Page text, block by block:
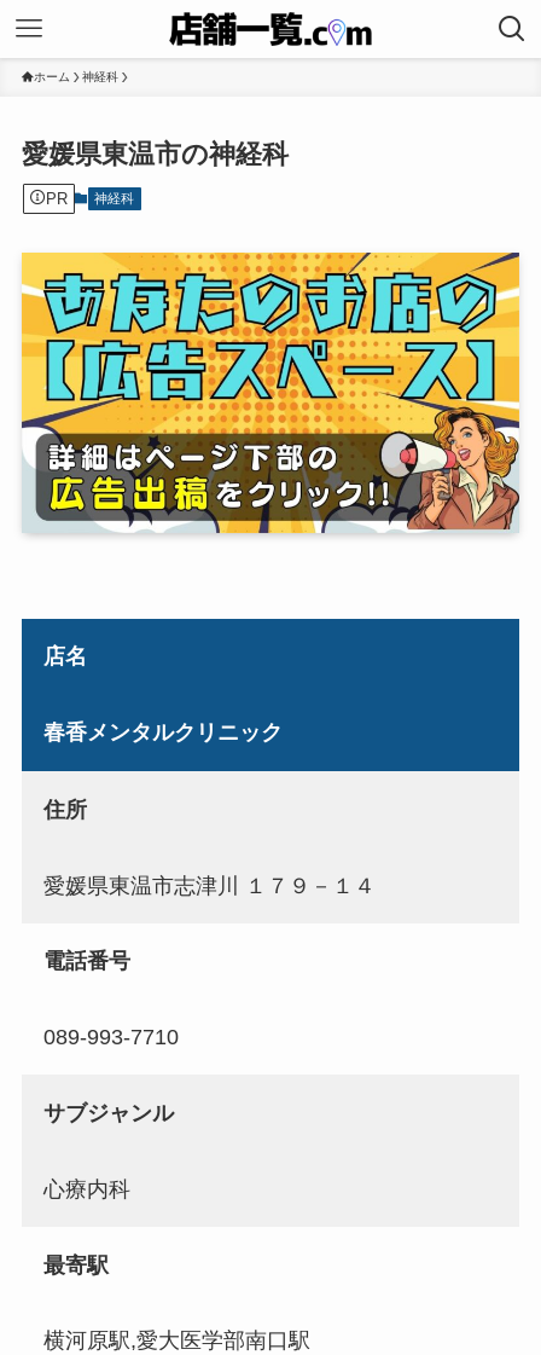
ホーム 神経科
愛媛県東温市の神経科
PR 神経科
店名
春香メンタルクリニック
住所
愛媛県東温市志津川 １７９－１４
電話番号
089-993-7710
サブジャンル
心療内科
最寄駅
横河原駅,愛大医学部南口駅